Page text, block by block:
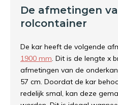
De afmetingen
rolcontainer
De kar heeft de volgende
1900 mm. Dit is de lengte x
afmetingen van de
57 cm. Doordat de kar
redelijk smal, kan deze